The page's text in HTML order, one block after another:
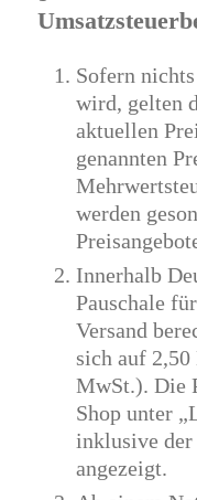
Sofern
wird, gelten
aktuellen
genannten
werden
Innerhalb
Pauschale
Versand
sich auf
MwSt.). Die
Shop unter
inklusive
angezeigt.